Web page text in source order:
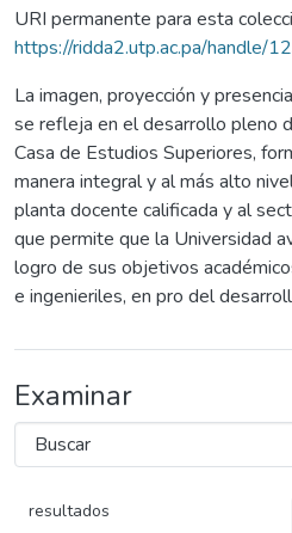
URI permanente para esta
https://ridda2.utp.ac.pa/handle/
La imagen, proyección y
se refleja en el desarrollo pleno
Casa de Estudios Superiores,
manera integral y al más alto
planta docente calificada y al
que permite que la Universidad
logro de sus objetivos
e ingenieriles, en pro del
Examinar
resultados